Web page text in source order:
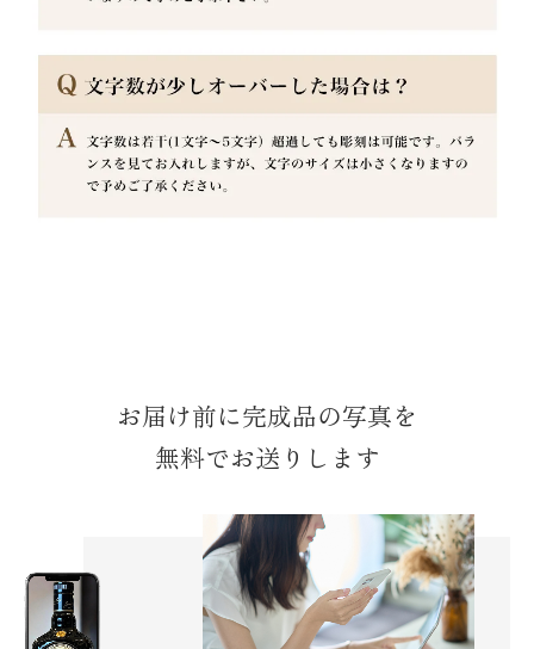
お届け前に完成品の写真を
無料でお送りします